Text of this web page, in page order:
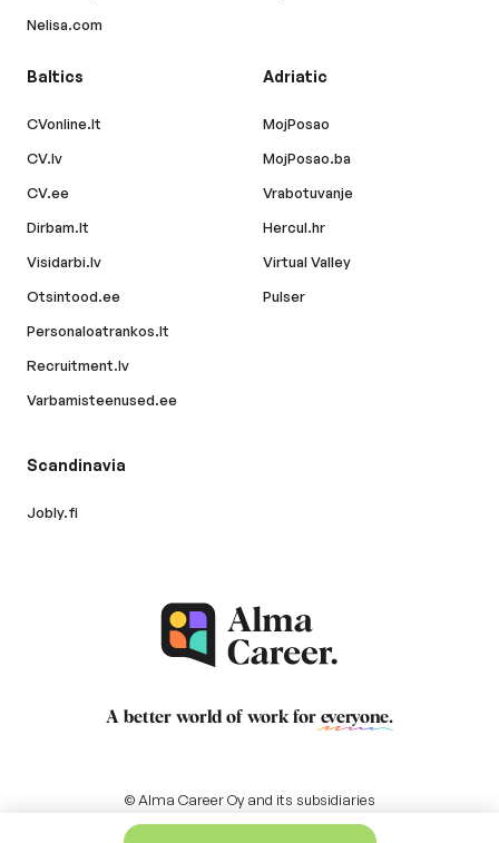
Nelisa.com
Baltics
CVonline.lt
CV.lv
CV.ee
Dirbam.lt
Visidarbi.lv
Otsintood.ee
Personaloatrankos.lt
Recruitment.lv
Varbamisteenused.ee
Adriatic
MojPosao
MojPosao.ba
Vrabotuvanje
Hercul.hr
Virtual Valley
Pulser
Scandinavia
Jobly.fi
A better world of work for everyone.
© Alma Career Oy and its subsidiaries